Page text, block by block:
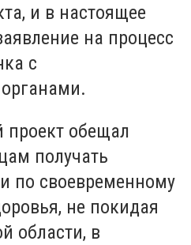
и в настоящее
на процесс
с
проект обещал
получать
по своевременному
не покидая
области, в